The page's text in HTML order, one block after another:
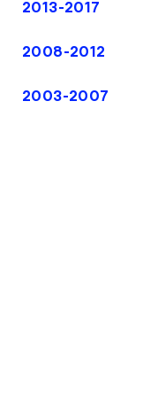
2013-2017
2008-2012
2003-2007